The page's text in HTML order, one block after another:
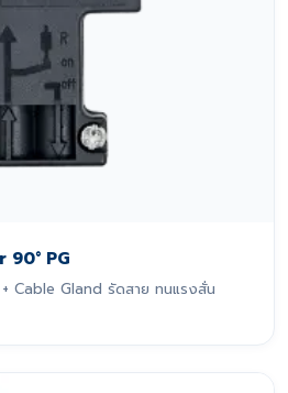
PG
Cable Gland รัดสาย ทนแรงสั่น